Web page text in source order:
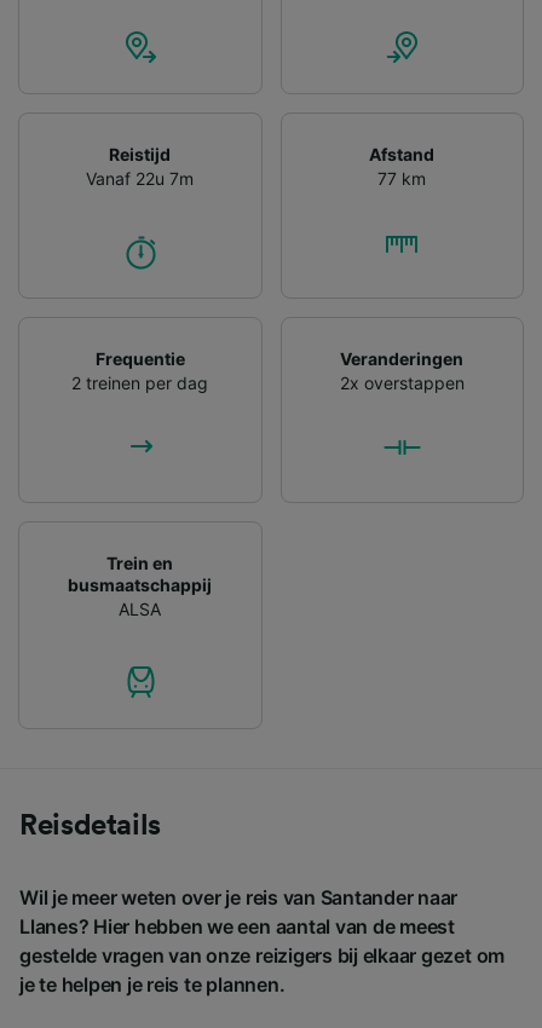
Reistijd
Vanaf 22u 7m
Afstand
77 km
Frequentie
2 treinen per dag
Veranderingen
2x overstappen
Trein en
busmaatschappij
ALSA
Reisdetails
Wil je meer weten over je reis van Santander naar
Llanes? Hier hebben we een aantal van de meest
gestelde vragen van onze reizigers bij elkaar gezet om
je te helpen je reis te plannen.